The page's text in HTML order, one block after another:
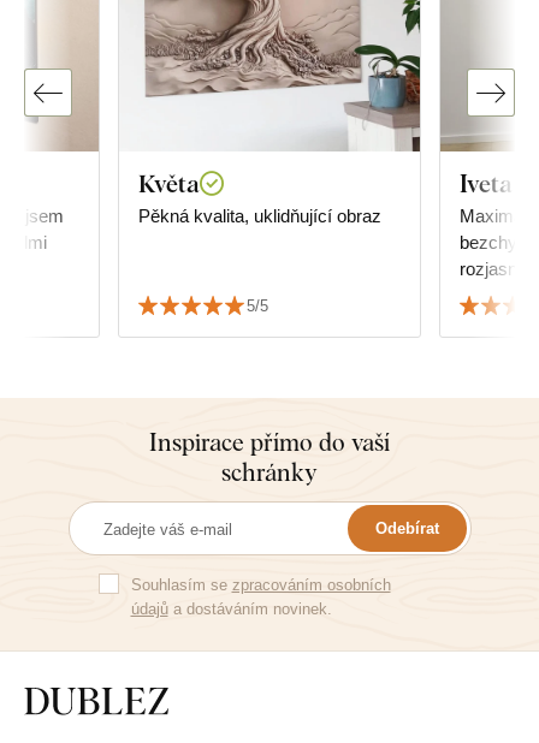
jsem
velmi
Květa
Pěkná kvalita, uklidňující obraz
5/5
Iveta
rozjasní
Inspirace přímo do vaší
schránky
Odebírat
Souhlasím se zpracováním osobních
údajůa dostáváním novinek.